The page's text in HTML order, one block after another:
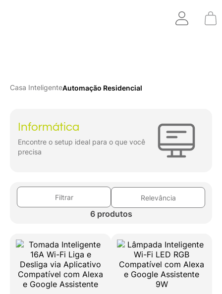
Casa InteligenteAutomação Residencial
Informática
Encontre o setup ideal para o que você
precisa
Filtrar Relevância
6 produtos